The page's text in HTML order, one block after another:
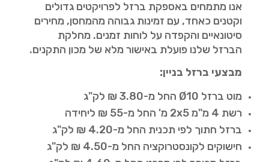
אנו מתמחים באספקת ברזל לפרויקטים גדולים
וקטנים כאחד, עם זמינות גבוהה מהמחסן, מחירים
סיטונאיים והקפדה על לוחות זמנים. מחלקת
הברזל שלנו פועלת באישור מלא של מכון התקנים.
מבצעי ברזל בניין:
מוט ברזל Ø10 החל מ-3.80 ₪ לק"ג
רשת 4 מ"מ 2x5 מ' החל מ-55 ₪ ליחידה
ברזל חתוך לפי תכנית החל מ-4.20 ₪ לק"ג
חישוקים לקונסטרוקציה החל מ-4.50 ₪ לק"ג